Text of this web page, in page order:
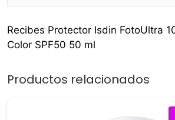
Recibes Protector Isdin FotoUltra
Color SPF50 50 ml
Productos relacionados